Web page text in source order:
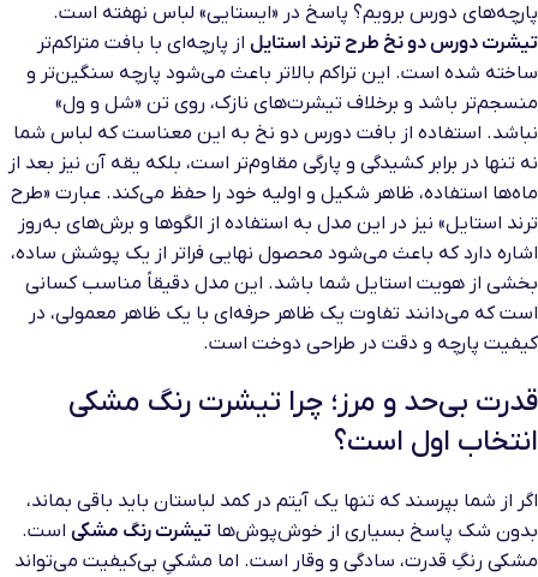
پارچه‌های دورس برویم؟ پاسخ در «ایستایی» لباس نهفته است.
تیشرت دورس دو نخ طرح ترند استایل از پارچه‌ای با بافت متراکم‌تر
ساخته شده است. این تراکم بالاتر باعث می‌شود پارچه سنگین‌تر و
منسجم‌تر باشد و برخلاف تیشرت‌های نازک، روی تن «شل و ول»
نباشد. استفاده از بافت دورس دو نخ به این معناست که لباس شما
نه تنها در برابر کشیدگی و پارگی مقاوم‌تر است، بلکه یقه آن نیز بعد از
ماه‌ها استفاده، ظاهر شکیل و اولیه خود را حفظ می‌کند. عبارت «طرح
ترند استایل» نیز در این مدل به استفاده از الگوها و برش‌های به‌روز
اشاره دارد که باعث می‌شود محصول نهایی فراتر از یک پوشش ساده،
بخشی از هویت استایل شما باشد. این مدل دقیقاً مناسب کسانی
است که می‌دانند تفاوت یک ظاهر حرفه‌ای با یک ظاهر معمولی، در
کیفیت پارچه و دقت در طراحی دوخت است.
قدرت بی‌حد و مرز؛ چرا تیشرت رنگ مشکی
انتخاب اول است؟
اگر از شما بپرسند که تنها یک آیتم در کمد لباستان باید باقی بماند،
بدون شک پاسخ بسیاری از خوش‌پوش‌ها تیشرت رنگ مشکی است.
مشکی رنگِ قدرت، سادگی و وقار است. اما مشکیِ بی‌کیفیت می‌تواند